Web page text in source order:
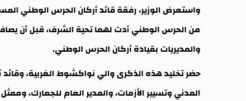
واستعرض الوزير، رفقة قائد أركان الحرس الوطني
من الحرس الوطني أدت لهما تحية الشرف، قبل أن
والمديريات بقيادة أركان الحرس الوطني.
حضر تخليد هذه الذكرى والي نواكشوط الغربية، وقائد
المدني وتسيير الأزمات، والمدير العام للجمارك،